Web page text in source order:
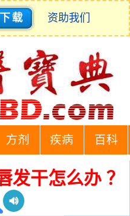
载 资助我们
方剂 疾病 百科
发干怎么办 ？